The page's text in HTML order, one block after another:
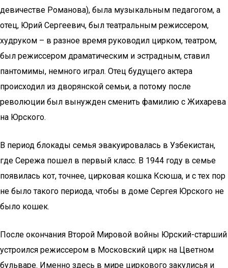
девичестве Романова), была музыкальным педагогом, а
отец, Юрий Сергеевич, был театральным режиссером,
худруком – в разное время руководил цирком, театром,
был режиссером драматическим и эстрадным, ставил
пантомимы, немного играл. Отец будущего актера
происходил из дворянской семьи, а потому после
революции был вынужден сменить фамилию с Жихарева
на Юрского.
В период блокады семья эвакуировалась в Узбекистан,
где Сережа пошел в первый класс. В 1944 году в семье
появилась кот, точнее, цирковая кошка Ксюша, и с тех пор
не было такого периода, чтобы в доме Сергея Юрского не
было кошек.
После окончания Второй Мировой войны Юрский-старший
устроился режиссером в Московский цирк на Цветном
бульваре. Именно здесь в мире циркового закулисья и